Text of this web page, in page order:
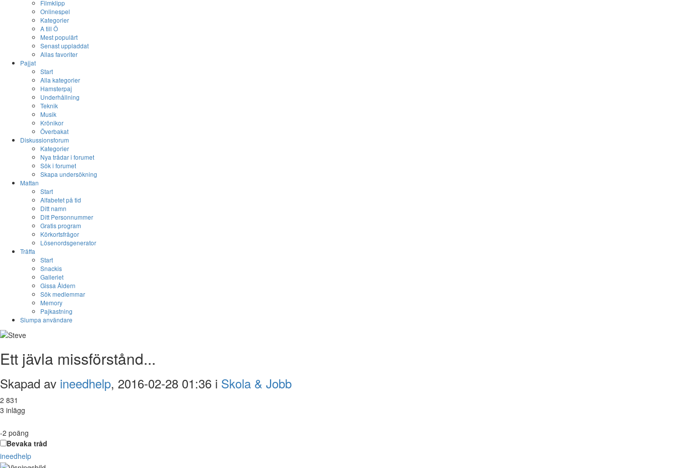
Filmklipp
Onlinespel
Kategorier
A till Ö
Mest populärt
Senast uppladdat
Allas favoriter
Pajjat
Start
Alla kategorier
Hamsterpaj
Underhållning
Teknik
Musik
Krönikor
Överbakat
Diskussionsforum
Kategorier
Nya trådar i forumet
Sök i forumet
Skapa undersökning
Mattan
Start
Alfabetet på tid
Ditt namn
Ditt Personnummer
Gratis program
Körkortsfrågor
Lösenordsgenerator
Träffa
Start
Snackis
Galleriet
Gissa Åldern
Sök medlemmar
Memory
Pajkastning
Slumpa användare
Ett jävla missförstånd...
Skapad av ineedhelp, 2016-02-28 01:36 i Skola & Jobb
2 831
3 inlägg
-2 poäng
Bevaka tråd
ineedhelp